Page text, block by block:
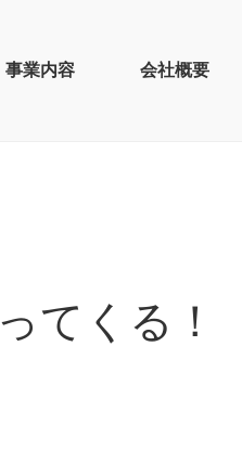
事業内容 会社概要
てくる！